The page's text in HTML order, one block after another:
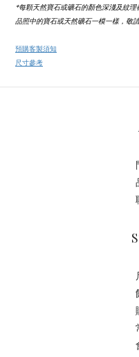
*每顆天然寶石或礦石的顏色深淺及紋
品照中的寶石或天然礦石一模一樣，敬請
預購客製須知
尺寸參考